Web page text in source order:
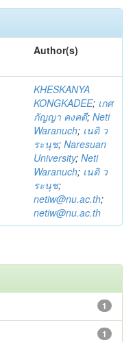
Author(s)
KHESKANYA
KONGKADEE; เกศ
กัญญา คงคดี; Neti
Waranuch; เนติ ว
ระนุช; Naresuan
University; Neti
Waranuch; เนติ ว
ระนุช;
netiw@nu.ac.th;
netiw@nu.ac.th
1
1